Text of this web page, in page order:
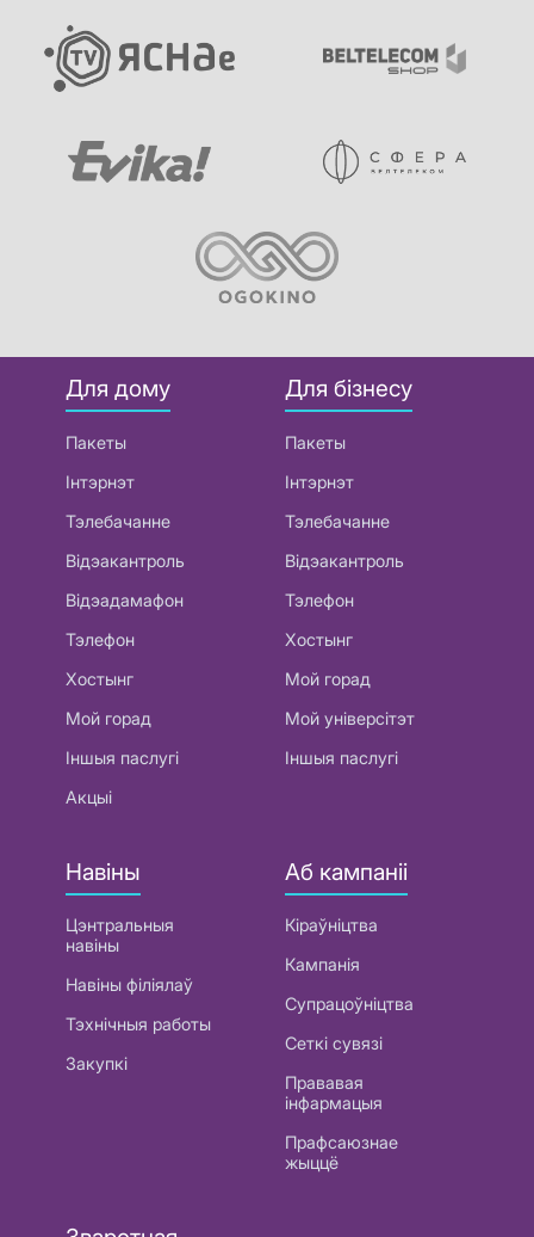
Для дому
Пакеты
Інтэрнэт
Тэлебачанне
Відэакантроль
Відэадамафон
Тэлефон
Хостынг
Мой горад
Іншыя паслугі
Акцыі
Для бізнесу
Пакеты
Інтэрнэт
Тэлебачанне
Відэакантроль
Тэлефон
Хостынг
Мой горад
Мой універсітэт
Іншыя паслугі
Навіны
Цэнтральныя
навіны
Навіны філіялаў
Тэхнічныя работы
Закупкі
Аб кампаніі
Кіраўніцтва
Кампанія
Супрацоўніцтва
Сеткі сувязі
Прававая
інфармацыя
Прафсаюзнае
жыццё